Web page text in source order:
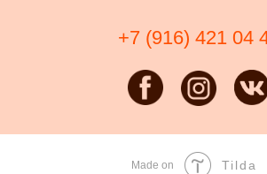
+7 (916) 421 04
Made on Tilda